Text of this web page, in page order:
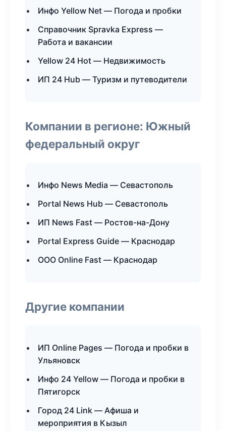
Инфо Yellow Net — Погода и пробки
Справочник Spravka Express —
Работа и вакансии
Yellow 24 Hot — Недвижимость
ИП 24 Hub — Туризм и путеводители
Компании в регионе: Южный
федеральный округ
Инфо News Media — Севастополь
Portal News Hub — Севастополь
ИП News Fast — Ростов-на-Дону
Portal Express Guide — Краснодар
ООО Online Fast — Краснодар
Другие компании
ИП Online Pages — Погода и пробки в
Ульяновск
Инфо 24 Yellow — Погода и пробки в
Пятигорск
Город 24 Link — Афиша и
мероприятия в Кызыл